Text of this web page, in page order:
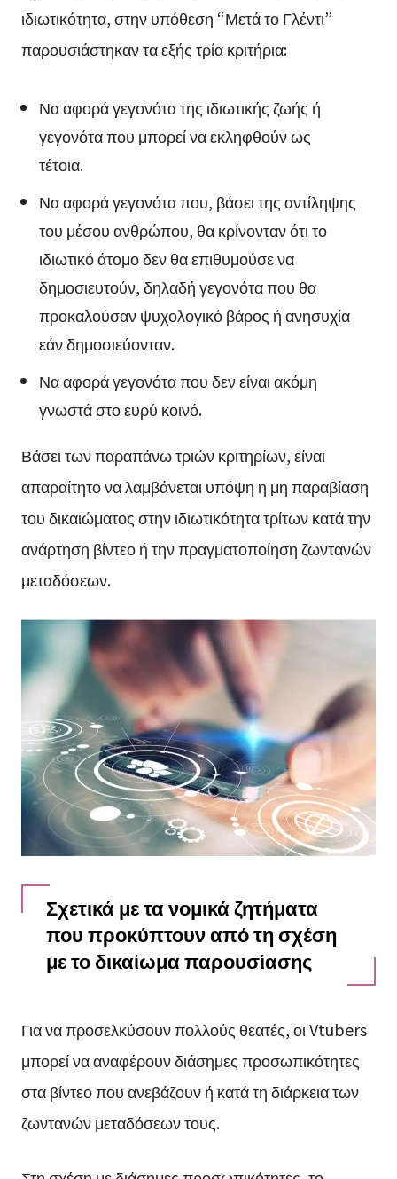
ιδιωτικότητα, στην υπόθεση “Μετά το Γλέντι”
παρουσιάστηκαν τα εξής τρία κριτήρια:
Να αφορά γεγονότα της ιδιωτικής ζωής ή
γεγονότα που μπορεί να εκληφθούν ως
τέτοια.
Να αφορά γεγονότα που, βάσει της αντίληψης
του μέσου ανθρώπου, θα κρίνονταν ότι το
ιδιωτικό άτομο δεν θα επιθυμούσε να
δημοσιευτούν, δηλαδή γεγονότα που θα
προκαλούσαν ψυχολογικό βάρος ή ανησυχία
εάν δημοσιεύονταν.
Να αφορά γεγονότα που δεν είναι ακόμη
γνωστά στο ευρύ κοινό.
Βάσει των παραπάνω τριών κριτηρίων, είναι
απαραίτητο να λαμβάνεται υπόψη η μη παραβίαση
του δικαιώματος στην ιδιωτικότητα τρίτων κατά την
ανάρτηση βίντεο ή την πραγματοποίηση ζωντανών
μεταδόσεων.
Σχετικά με τα νομικά ζητήματα
που προκύπτουν από τη σχέση
με το δικαίωμα παρουσίασης
Για να προσελκύσουν πολλούς θεατές, οι Vtubers
μπορεί να αναφέρουν διάσημες προσωπικότητες
στα βίντεο που ανεβάζουν ή κατά τη διάρκεια των
ζωντανών μεταδόσεων τους.